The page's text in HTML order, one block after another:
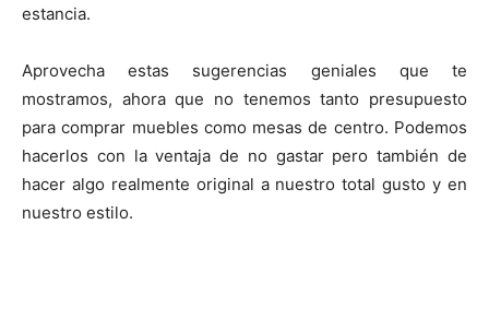
estancia.
Aprovecha estas sugerencias geniales que te
mostramos, ahora que no tenemos tanto presupuesto
para comprar muebles como mesas de centro. Podemos
hacerlos con la ventaja de no gastar pero también de
hacer algo realmente original a nuestro total gusto y en
nuestro estilo.